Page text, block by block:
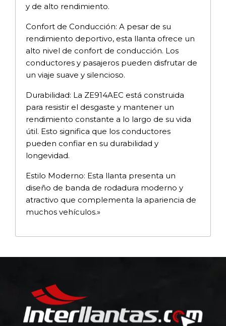
y de alto rendimiento.
Confort de Conducción: A pesar de su
rendimiento deportivo, esta llanta ofrece un
alto nivel de confort de conducción. Los
conductores y pasajeros pueden disfrutar de
un viaje suave y silencioso.
Durabilidad: La ZE914AEC está construida
para resistir el desgaste y mantener un
rendimiento constante a lo largo de su vida
útil. Esto significa que los conductores
pueden confiar en su durabilidad y
longevidad.
Estilo Moderno: Esta llanta presenta un
diseño de banda de rodadura moderno y
atractivo que complementa la apariencia de
muchos vehículos.»